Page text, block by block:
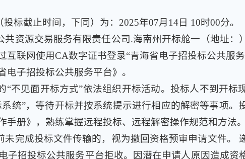
标截止时间，下同）为：2025年07月14日 10时00分。
共资源交易服务有限责任公司.海南州开标舱一（地址：
互联网使用CA数字证书登录“青海省电子招投标公共服
子招投标公共服务平台》。
“不见面开标方式”依法组织开标活动。投标人不到开标
统”，等待开标并按系统提示进行相应的解密等事项。
册》，熟练掌握远程投标、远程解密操作规范和方法。
未完成投标文件传输的，视为撤回资格预审申请文件。
子招投标公共服务平台拒收。因潜在申请人原因造成资